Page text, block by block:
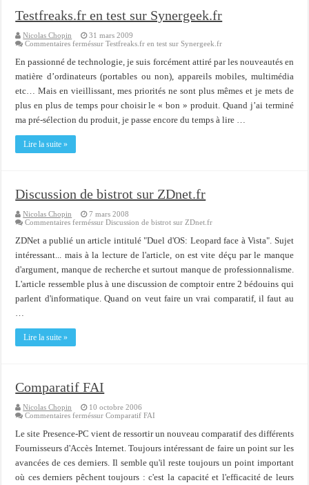
Testfreaks.fr en test sur Synergeek.fr
Nicolas Chopin
31 mars 2009
Commentaires ferméssur Testfreaks.fr en test sur Synergeek.fr
En passionné de technologie, je suis forcément attiré par les nouveautés en
matière d’ordinateurs (portables ou non), appareils mobiles, multimédia
etc… Mais en vieillissant, mes priorités ne sont plus mêmes et je mets de
plus en plus de temps pour choisir le « bon » produit. Quand j’ai terminé
ma pré-sélection du produit, je passe encore du temps à lire …
Lire la suite »
Discussion de bistrot sur ZDnet.fr
Nicolas Chopin
7 mars 2008
Commentaires ferméssur Discussion de bistrot sur ZDnet.fr
ZDNet a publié un article intitulé "Duel d'OS: Leopard face à Vista". Sujet
intéressant... mais à la lecture de l'article, on est vite déçu par le manque
d'argument, manque de recherche et surtout manque de professionnalisme.
L'article ressemble plus à une discussion de comptoir entre 2 bédouins qui
parlent d'informatique. Quand on veut faire un vrai comparatif, il faut au
Lire la suite »
Comparatif FAI
Nicolas Chopin
10 octobre 2006
Commentaires ferméssur Comparatif FAI
Le site Presence-PC vient de ressortir un nouveau comparatif des différents
Fournisseurs d'Accès Internet. Toujours intéressant de faire un point sur les
avancées de ces derniers. Il semble qu'il reste toujours un point important
où ces derniers pêchent toujours : c'est la capacité et l'efficacité de leurs